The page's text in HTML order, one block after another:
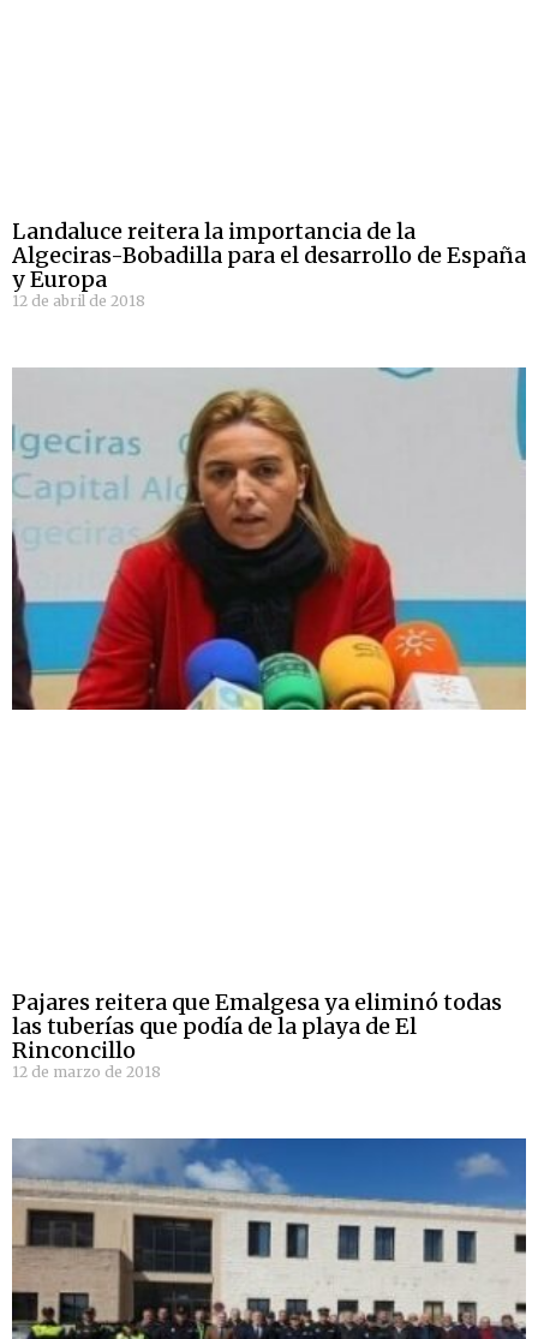
Landaluce reitera la importancia de la
Algeciras-Bobadilla para el desarrollo de España
y Europa
12 de abril de 2018
Pajares reitera que Emalgesa ya eliminó todas
las tuberías que podía de la playa de El
Rinconcillo
12 de marzo de 2018